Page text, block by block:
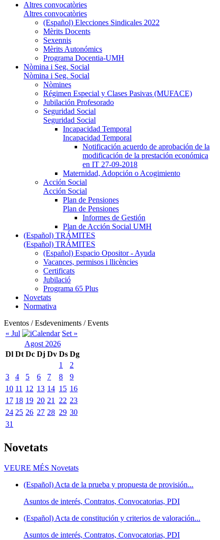
Altres convocatòries
Altres convocatòries
(Español) Elecciones Sindicales 2022
Mèrits Docents
Sexennis
Mèrits Autonómics
Programa Docentia-UMH
Nòmina i Seg. Social
Nòmina i Seg. Social
Nòmines
Régimen Especial y Clases Pasivas (MUFACE)
Jubilación Profesorado
Seguridad Social
Seguridad Social
Incapacidad Temporal
Incapacidad Temporal
Notificación acuerdo de aprobación de la
modificación de la prestación económica
en IT 27-09-2018
Maternidad, Adopción o Acogimiento
Acción Social
Acción Social
Plan de Pensiones
Plan de Pensiones
Informes de Gestión
Plan de Acción Social UMH
(Español) TRÁMITES
(Español) TRÁMITES
(Español) Espacio Opositor - Ayuda
Vacances, permisos i llicències
Certificats
Jubilació
Programa 65 Plus
Novetats
Normativa
Eventos / Esdeveniments / Events
« Jul
Set »
Agost 2026
Dl Dt Dc Dj Dv Ds Dg
1
2
3
4 5 6 7 8
9
10 11 12 13 14 15 16
17 18 19 20 21 22 23
24 25 26 27 28 29 30
31
Novetats
VEURE MÉS Novetats
(Español) Acta de la prueba y propuesta de provisión...
Asuntos de interés, Contratos, Convocatorias, PDI
(Español) Acta de constitución y criterios de valoración...
Asuntos de interés, Contratos, Convocatorias, PDI